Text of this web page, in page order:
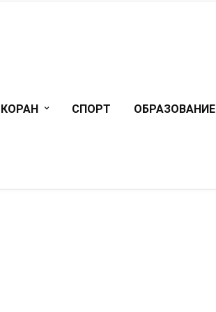
КОРАН СПОРТ ОБРАЗОВАНИЕ